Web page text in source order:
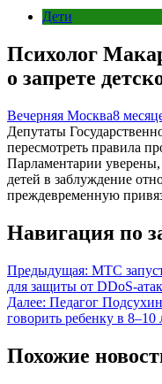
Дети
Психолог
о запрете
Вечерняя Москва8
Депутаты
пересмотреть правила
Парламентарии
детей в заблуждение
преждевременную
Навигация по
Предыдущая: МТС
для защиты от DDoS-атак
Далее: Педагог
говорить ребенку в 8–10
Похожие